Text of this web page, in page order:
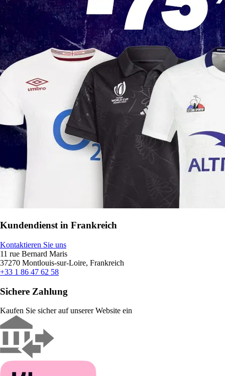
Kundendienst in Frankreich
Kontaktieren Sie uns
11 rue Bernard Maris
37270 Montlouis-sur-Loire, Frankreich
+33 1 86 47 62 58
Sichere Zahlung
Kaufen Sie sicher auf unserer Website ein